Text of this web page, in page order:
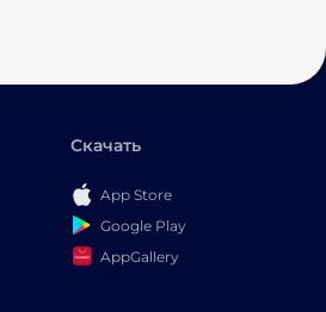
Скачать
App Store
Google Play
AppGallery